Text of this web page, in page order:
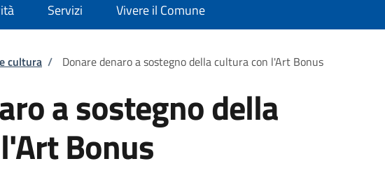
Servizi Vivere il Comune
cultura / Donare denaro a sostegno della cultura con l'Art Bonus
a sostegno della
Bonus